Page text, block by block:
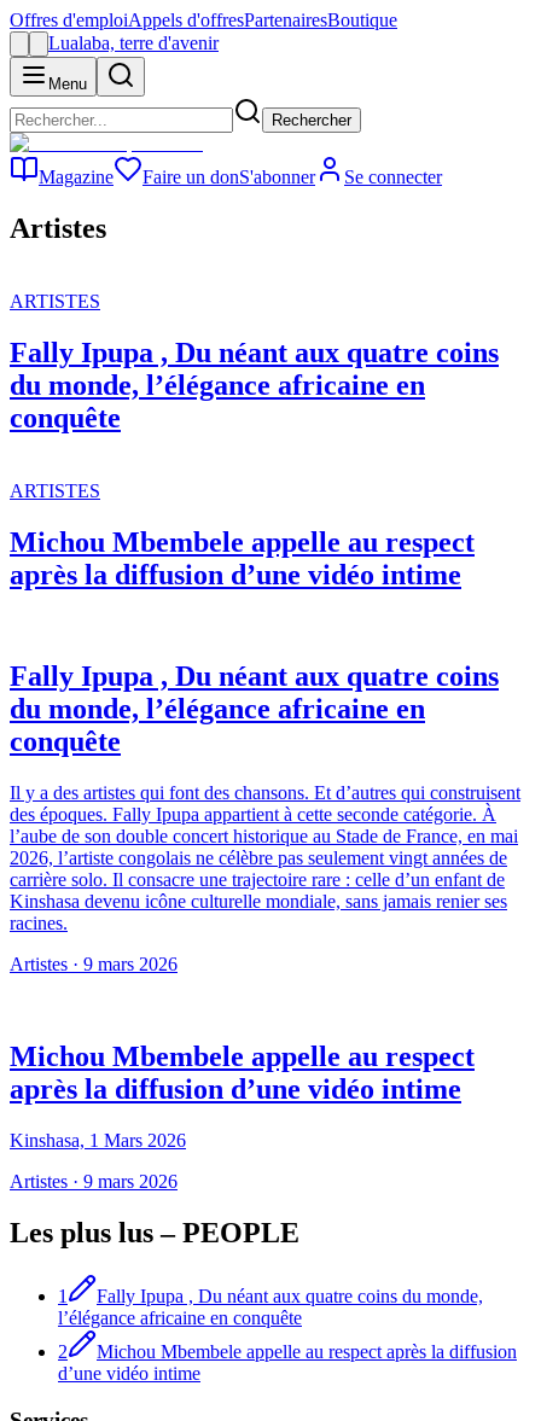
Offres d'emploiAppels d'offresPartenairesBoutique
Lualaba, terre d'avenir
Menu
Rechercher
Magazine Faire un donS'abonner Se connecter
Artistes
ARTISTES
Fally Ipupa , Du néant aux quatre coins
du monde, l’élégance africaine en
conquête
ARTISTES
Michou Mbembele appelle au respect
après la diffusion d’une vidéo intime
Fally Ipupa , Du néant aux quatre coins
du monde, l’élégance africaine en
conquête
Il y a des artistes qui font des chansons. Et d’autres qui construisent
des époques. Fally Ipupa appartient à cette seconde catégorie. À
l’aube de son double concert historique au Stade de France, en mai
2026, l’artiste congolais ne célèbre pas seulement vingt années de
carrière solo. Il consacre une trajectoire rare : celle d’un enfant de
Kinshasa devenu icône culturelle mondiale, sans jamais renier ses
racines.
Artistes · 9 mars 2026
Michou Mbembele appelle au respect
après la diffusion d’une vidéo intime
Kinshasa, 1 Mars 2026
Artistes · 9 mars 2026
Les plus lus –PEOPLE
1
Fally Ipupa , Du néant aux quatre coins du monde,
l’élégance africaine en conquête
2
Michou Mbembele appelle au respect après la diffusion
d’une vidéo intime